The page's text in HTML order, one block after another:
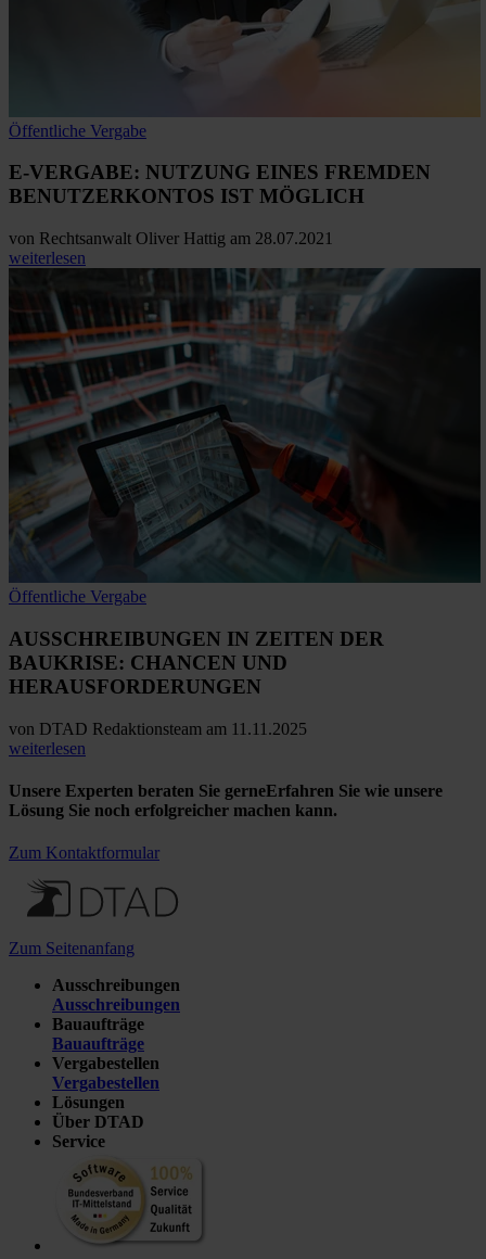
Öffentliche Vergabe
E-VERGABE: NUTZUNG EINES FREMDEN
BENUTZERKONTOS IST MÖGLICH
von Rechtsanwalt Oliver Hattig am 28.07.2021
weiterlesen
Öffentliche Vergabe
AUSSCHREIBUNGEN IN ZEITEN DER
BAUKRISE: CHANCEN UND
HERAUSFORDERUNGEN
von DTAD Redaktionsteam am 11.11.2025
weiterlesen
Unsere Experten beraten Sie gerneErfahren Sie wie unsere
Lösung Sie noch erfolgreicher machen kann.
Zum Kontaktformular
Zum Seitenanfang
Ausschreibungen
Ausschreibungen
Bauaufträge
Bauaufträge
Vergabestellen
Vergabestellen
Lösungen
Über DTAD
Service